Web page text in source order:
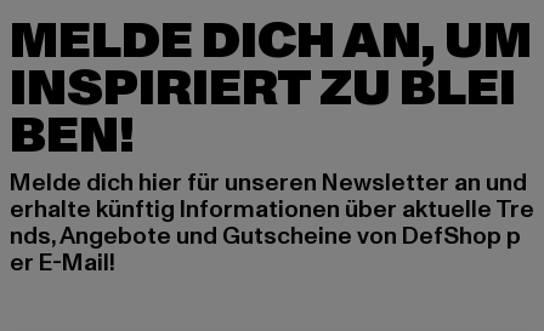
MELDE DICH AN, UM
INSPIRIERT ZU BLEI
BEN!
Melde dich hier für unseren Newsletter an und
erhalte künftig Informationen über aktuelle Tre
nds, Angebote und Gutscheine von DefShop p
er E-Mail!